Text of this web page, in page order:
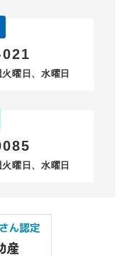
曜日、水曜日
曜日、水曜日